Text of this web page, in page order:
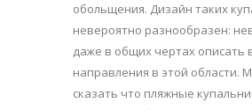
обольщения. Дизайн таких
невероятно разнообразен:
даже в общих чертах описать
направления в этой области.
сказать что пляжные